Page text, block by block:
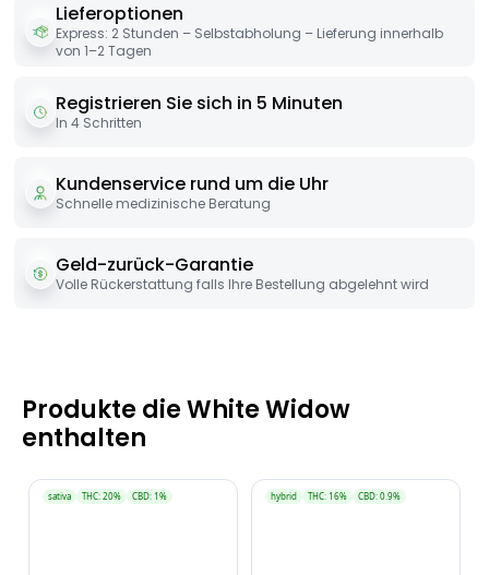
Lieferoptionen
Express: 2 Stunden – Selbstabholung – Lieferung innerhalb
von 1–2 Tagen
Registrieren Sie sich in 5 Minuten
In 4 Schritten
Kundenservice rund um die Uhr
Schnelle medizinische Beratung
Geld-zurück-Garantie
Volle Rückerstattung falls Ihre Bestellung abgelehnt wird
Produkte die White Widow
enthalten
sativa THC: 20% CBD: 1% hybrid THC: 16% CBD: 0.9%